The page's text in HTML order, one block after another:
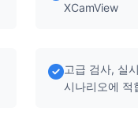
XCamView
고급 검사, 실
시나리오에 적